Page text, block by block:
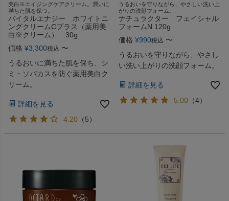
美白※エイジングケアクリーム。潤いに
満ちた肌を保つ。
バイタルエナジー ホワイトニ
ングクリームCプラス（薬用美
白※クリーム） 30g
価格 ¥3,300税込 〜
うるおいに満ちた肌を保ち、シ
ミ・ソバカスを防ぐ薬用美白ク
リーム。
詳細を見る
4.20 （5）
うるおいを守りながら、やさしい洗い上
がりの洗顔フォーム。
ナチュラクター フェイシャル
フォームN 120g
価格 ¥990税込 〜
うるおいを守りながら、やさし
い洗い上がりの洗顔フォーム。
詳細を見る
5.00 （4）